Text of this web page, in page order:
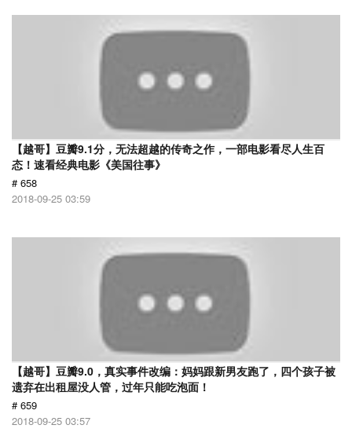
【越哥】豆瓣9.1分，无法超越的传奇之作，一部电影看尽人生百
态！速看经典电影《美国往事》
# 658
2018-09-25 03:59
【越哥】豆瓣9.0，真实事件改编：妈妈跟新男友跑了，四个孩子被
遗弃在出租屋没人管，过年只能吃泡面！
# 659
2018-09-25 03:57